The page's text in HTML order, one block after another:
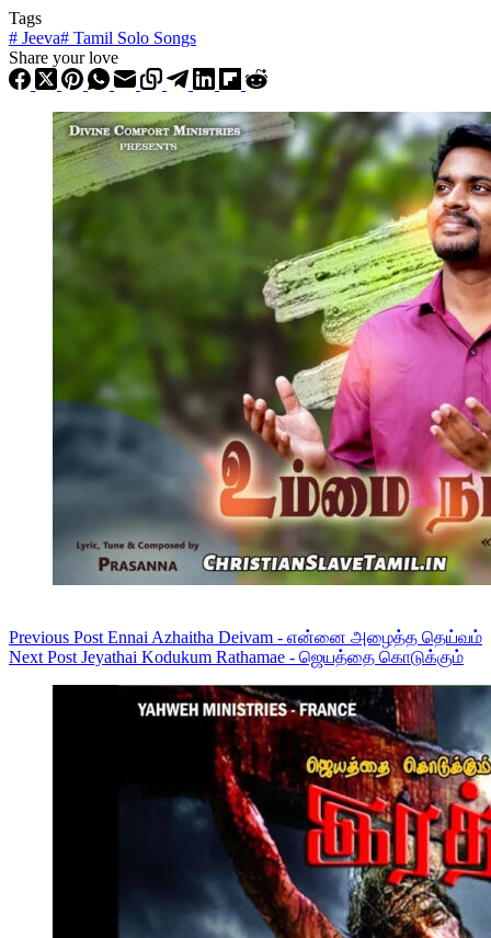
Tags
# Jeeva# Tamil Solo Songs
Share your love
Previous Post Ennai Azhaitha Deivam - என்னை அழைத்த தெய்வம்
Next Post Jeyathai Kodukum Rathamae - ஜெயத்தை கொடுக்கும்